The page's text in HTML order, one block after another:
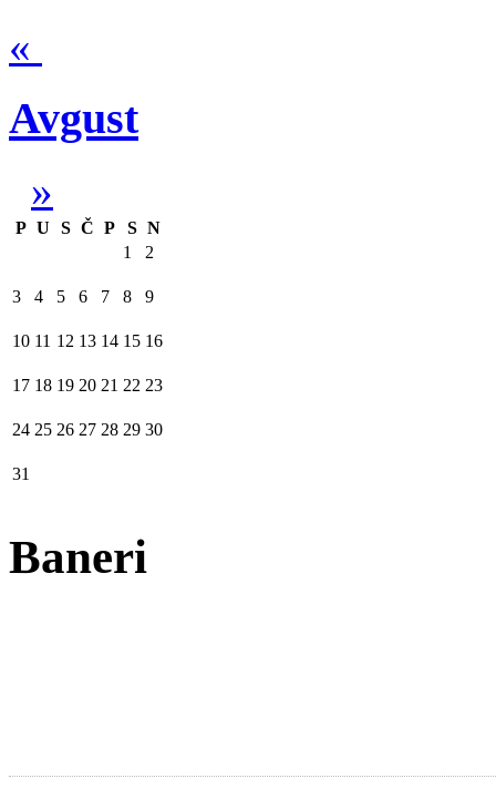
«
Avgust
»
P U S Č P S N
1
2
3 4 5 6 7 8 9
10 11 12 13 14 15 16
17 18 19 20 21 22 23
24 25 26 27 28 29 30
31
Baneri